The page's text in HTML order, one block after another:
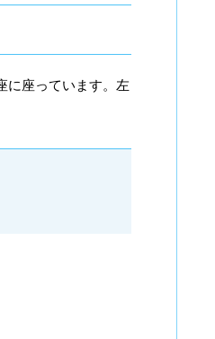
に座っています。左